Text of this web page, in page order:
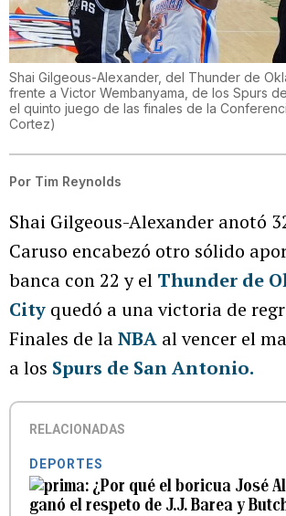
Shai Gilgeous-Alexander, del Thunder de
frente a Victor Wembanyama, de los Spurs
el quinto juego de las finales de la
Cortez)
Por Tim Reynolds
Shai Gilgeous-Alexander anotó
Caruso encabezó otro sólido
banca con 22 y el Thunder de
City quedó a una victoria de
Finales de laNBA al vencer el
a los Spurs de San Antonio.
RELACIONADAS
DEPORTES
¿Por qué el boricua José
ganó el respeto de J.J. Barea y